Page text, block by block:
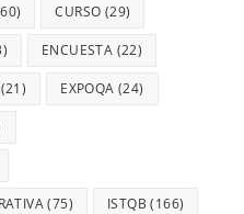
CURSO (29)
ENCUESTA (22)
(21) EXPOQA (24)
(75) ISTQB (166)